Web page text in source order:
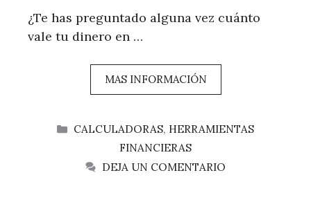
¿Te has preguntado alguna vez cuánto
vale tu dinero en …
MAS INFORMACIÓN
CATEGORÍAS
CALCULADORAS, HERRAMIENTAS
FINANCIERAS
DEJA UN COMENTARIO